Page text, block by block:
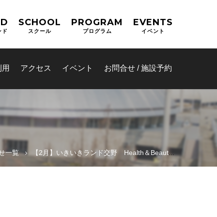
ド
SCHOOL
スクール
PROGRAM
プログラム
EVENTS
イベント
アクセス イベント お問合せ / 施設予約
一覧 【2月】いきいきランド交野 Health＆Beautyカレンダー